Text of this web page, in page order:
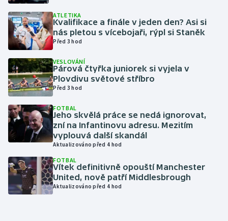
Krasobruslení
Lezení
Moderní pětiboj
Motorsport
Olympijské hry
Plavání
ATLETIKA
Kvalifikace a finále v jeden den? Asi si
nás pletou s vícebojaři, rýpl si Staněk
Před 3 hod
VESLOVÁNÍ
Párová čtyřka juniorek si vyjela v
Plovdivu světové stříbro
Před 3 hod
FOTBAL
Jeho skvělá práce se nedá ignorovat,
zní na Infantinovu adresu. Mezitím
vyplouvá další skandál
Aktualizováno před 4 hod
FOTBAL
Vítek definitivně opouští Manchester
United, nově patří Middlesbrough
Aktualizováno před 4 hod